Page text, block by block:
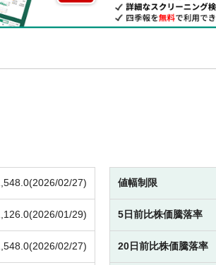
02/27)
01/29)
02/27)
値幅制限
5日前比株価騰落率
20日前比株価騰落率